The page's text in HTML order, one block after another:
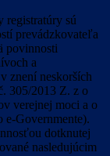
registratúry sú
prevádzkovateľa
povinnosti
a
znení neskorších
305/2013 Z. z o
verejnej moci a o
e-Governmente).
dotknutej
nasledujúcim